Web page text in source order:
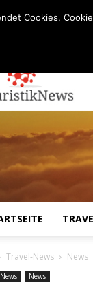
Travel-News News
News
Cookies.